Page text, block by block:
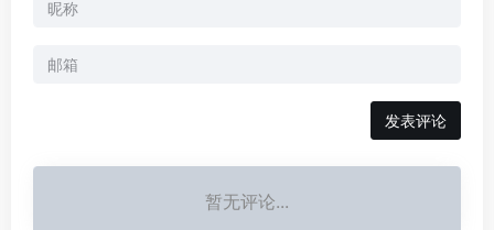
发表评论
暂无评论...